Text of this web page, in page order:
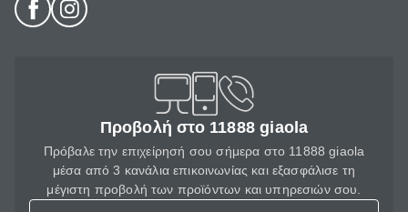
Προβολή στο 11888 giaola
Πρόβαλε την επιχείρησή σου σήμερα στο 11888 giaola
μέσα από 3 κανάλια επικοινωνίας και εξασφάλισε τη
μέγιστη προβολή των προϊόντων και υπηρεσιών σου.